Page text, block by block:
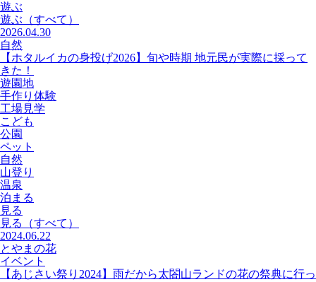
遊ぶ
遊ぶ （すべて）
2026.04.30
自然
【ホタルイカの身投げ2026】旬や時期 地元民が実際に採って
きた！
遊園地
手作り体験
工場見学
こども
公園
ペット
自然
山登り
温泉
泊まる
見る
見る
（すべて）
2024.06.22
とやまの花
イベント
【あじさい祭り2024】雨だから太閤山ランドの花の祭典に行っ